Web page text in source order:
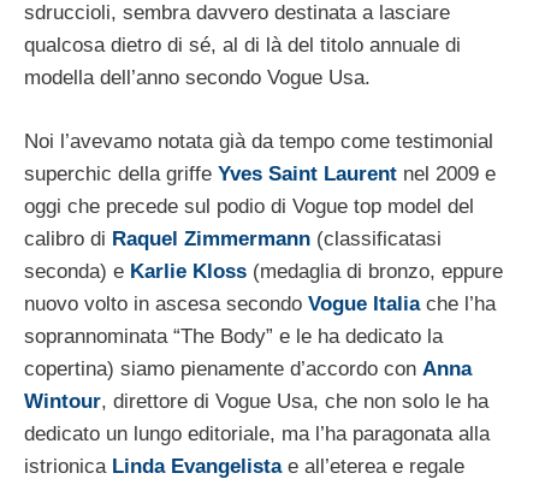
sdruccioli, sembra davvero destinata a lasciare
qualcosa dietro di sé, al di là del titolo annuale di
modella dell’anno secondo Vogue Usa.
Noi l’avevamo notata già da tempo come testimonial
superchic della griffe Yves Saint Laurent nel 2009 e
oggi che precede sul podio di Vogue top model del
calibro di Raquel Zimmermann (classificatasi
seconda) e Karlie Kloss (medaglia di bronzo, eppure
nuovo volto in ascesa secondo Vogue Italiache l’ha
soprannominata “The Body” e le ha dedicato la
copertina) siamo pienamente d’accordo con Anna
Wintour, direttore di Vogue Usa, che non solo le ha
dedicato un lungo editoriale, ma l’ha paragonata alla
istrionica Linda Evangelistae all’eterea e regale